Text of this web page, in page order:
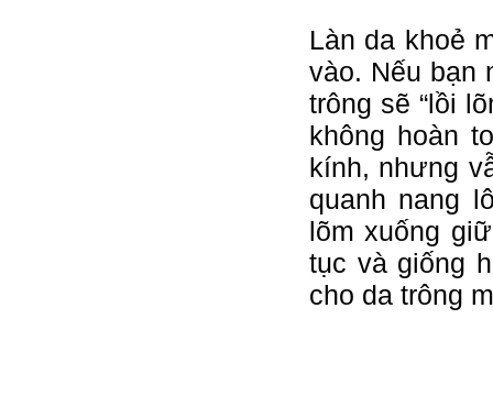
Làn da khoẻ
vào. Nếu bạn
trông sẽ “lồi
không hoàn
kính, nhưng
quanh nang
lõm xuống
tục và giống
cho da trông